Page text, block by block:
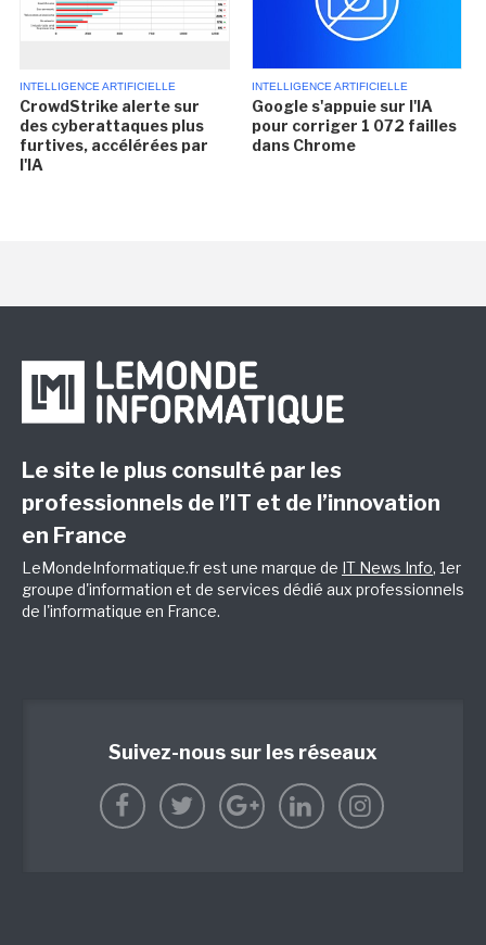
INTELLIGENCE ARTIFICIELLE
CrowdStrike alerte sur
des cyberattaques plus
furtives, accélérées par
l'IA
INTELLIGENCE ARTIFICIELLE
Google s'appuie sur l'IA
pour corriger 1 072 failles
dans Chrome
Le site le plus consulté par les
professionnels de l’IT et de l’innovation
en France
LeMondeInformatique.fr est une marque de IT News Info, 1er
groupe d'information et de services dédié aux professionnels
de l'informatique en France.
Suivez-nous sur les réseaux